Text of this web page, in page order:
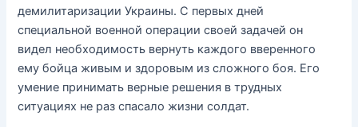
демилитаризации Украины. С первых дней
специальной военной операции своей задачей он
видел необходимость вернуть каждого вверенного
ему бойца живым и здоровым из сложного боя. Его
умение принимать верные решения в трудных
ситуациях не раз спасало жизни солдат.